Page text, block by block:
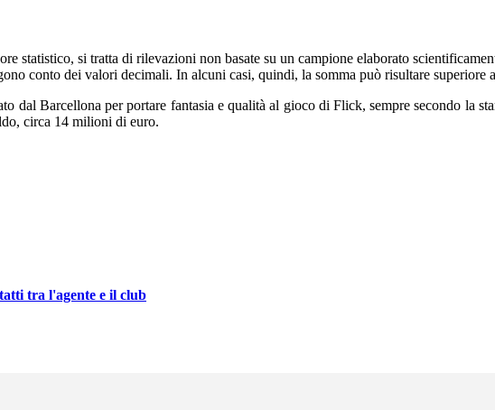
statistico, si tratta di rilevazioni non basate su un campione elaborato
conto dei valori decimali. In alcuni casi, quindi, la somma può risultare superiore
dal Barcellona per portare fantasia e qualità al gioco di Flick, sempre secondo la
circa 14 milioni di euro.
tra l'agente e il club